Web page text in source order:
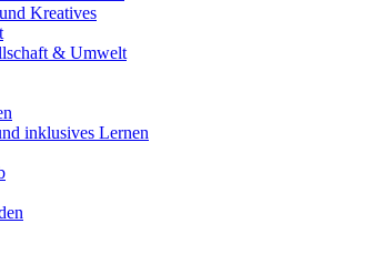
Kreatives
& Umwelt
inklusives Lernen